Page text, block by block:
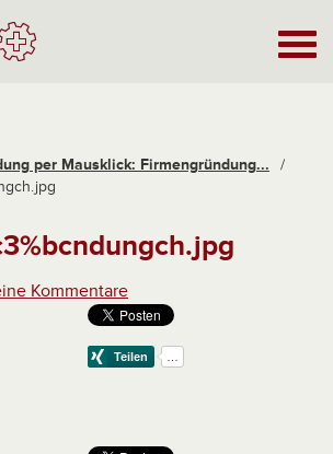
per Mausklick: Firmengründung...
/
Kommentare